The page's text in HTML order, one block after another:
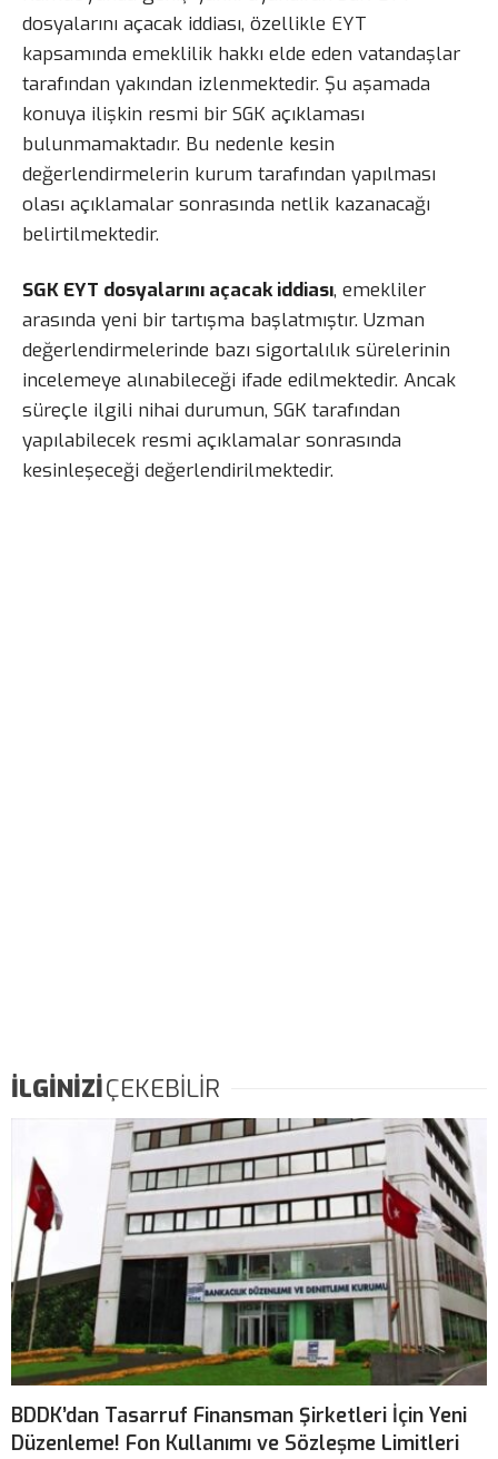
dosyalarını açacak iddiası, özellikle EYT
kapsamında emeklilik hakkı elde eden vatandaşlar
tarafından yakından izlenmektedir. Şu aşamada
konuya ilişkin resmi bir SGK açıklaması
bulunmamaktadır. Bu nedenle kesin
değerlendirmelerin kurum tarafından yapılması
olası açıklamalar sonrasında netlik kazanacağı
belirtilmektedir.
SGK EYT dosyalarını açacak iddiası, emekliler
arasında yeni bir tartışma başlatmıştır. Uzman
değerlendirmelerinde bazı sigortalılık sürelerinin
incelemeye alınabileceği ifade edilmektedir. Ancak
süreçle ilgili nihai durumun, SGK tarafından
yapılabilecek resmi açıklamalar sonrasında
kesinleşeceği değerlendirilmektedir.
İLGİNİZİÇEKEBİLİR
BDDK’dan Tasarruf Finansman Şirketleri İçin Yeni
Düzenleme! Fon Kullanımı ve Sözleşme Limitleri